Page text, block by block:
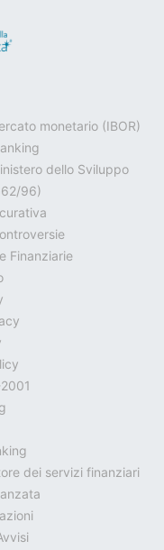
monetario (IBOR)
dello Sviluppo
96)
Finanziarie
dei servizi finanziari